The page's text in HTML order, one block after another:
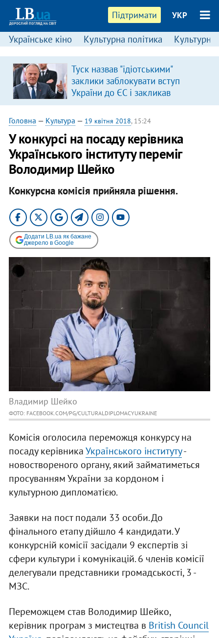
Підтримати УКР
Українське кіно Культурна політика Культурні
Туск назвав "ідіотськими"
заклики заблокувати вступ
України до ЄС і закликав
припинити антиукраїнську
риторику
Головна — Культура — 19 квітня 2018, 15:24
У конкурсі на посаду керівника
Українського інституту переміг
Володимир Шейко
Конкурсна комісія прийняла рішення.
Додати LB.ua як бажане
джерело в Google
Владимир Шейко
ФОТО: FACEBOOK.COM/PG/CULTURALDIPLOMACYUKRAINE
Комісія оголосила переможця конкурсу на
посаду керівникаУкраїнського інституту-
новоствореного органу, який займатиметься
просуванням України за кордоном і
культурною дипломатією.
Заявки на пост подали 33 особи. До
фінального етапу дійшло 4 кандидати. У
конкурсній комісії засідали 9 експертів зі
сфери культури і комунікацій. 6 членів комісії
делегували представники громадськості, 3 -
МЗС.
Переможцем став Володимир Шейко,
керівник програм з мистецтва в British Council